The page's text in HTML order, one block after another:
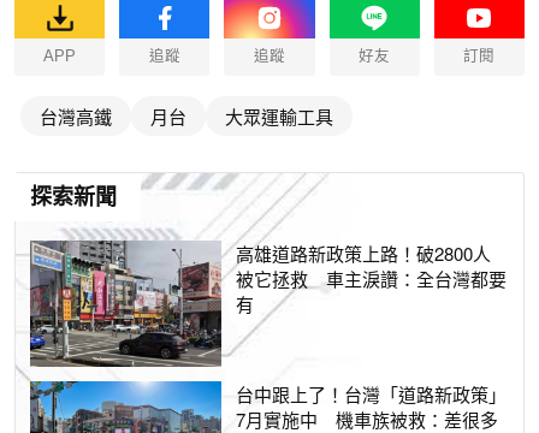
APP 追蹤 追蹤 好友 訂閱
台灣高鐵 月台 大眾運輸工具
探索新聞
高雄道路新政策上路！破2800人
被它拯救 車主淚讚：全台灣都要
有
台中跟上了！台灣「道路新政策」
7月實施中 機車族被救：差很多